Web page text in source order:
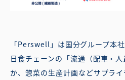
「Perswell」は国分グループ本
日食チェーンの「流通（配車・
か、惣菜の生産計画などサプラ